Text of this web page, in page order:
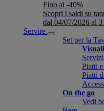
Fino al -40%
Scopri i saldi su
dal 04/07/2026 al
Servire
Set per la
Piatti
Piatti
On the go
Vedi